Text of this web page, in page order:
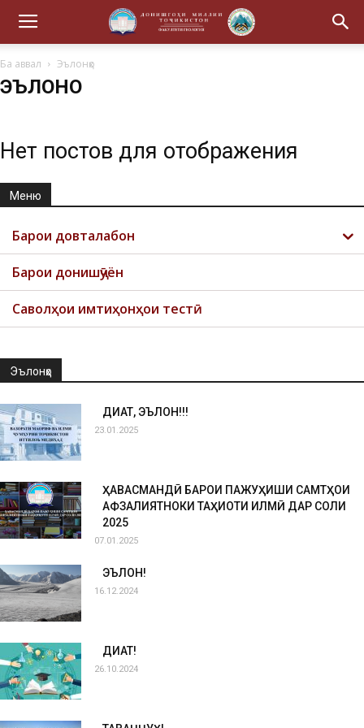
Ба аввал Эълонҳо
ЭЪЛОНҲО
Нет постов для отображения
Меню
Барои довталабон
Барои донишҷӯён
Саволҳои имтиҳонҳои тестӣ
Эълонҳо
ДИҚҚАТ, ЭЪЛОН!!!
23.01.2025
ҲАВАСМАНДӢ БАРОИ ПАЖУҲИШИ САМТҲОИ
АФЗАЛИЯТНОКИ ТАҲҚИҚОТИ ИЛМӢ ДАР СОЛИ
2025
07.01.2025
ЭЪЛОН!
16.12.2024
ДИҚҚАТ!
26.10.2024